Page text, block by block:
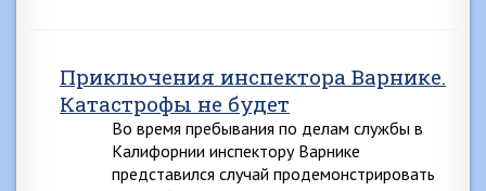
Приключения инспектора Варнике.
Катастрофы не будет
Во время пребывания по делам службы в
Калифорнии инспектору Варнике
представился случай продемонстрировать